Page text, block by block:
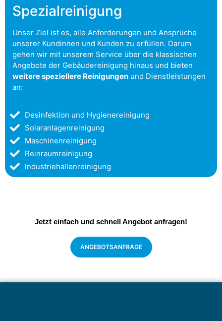
Spezialreinigung
Unser Ziel ist es, alle Anforderungen und Ansprüche
unserer Kundinnen und Kunden zu erfüllen. Darum
gehen wir mit unserem Service über die klassischen
Angebote der Gebäudereinigung hinaus und bieten
weitere speziellere Reinigungen und Dienstleistungen
an:
Desinfektion und Hygienereinigung
Solaranlagenreinigung
Maschinenreinigung
Reinraumreinigung
Industriehallenreinigung
Jetzt einfach und schnell Angebot anfragen!
ANGEBOTSANFRAGE​